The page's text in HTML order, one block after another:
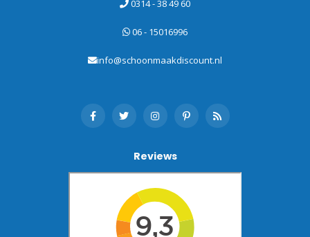
0314 - 38 49 60
06 - 15016996
info@schoonmaakdiscount.nl
Reviews